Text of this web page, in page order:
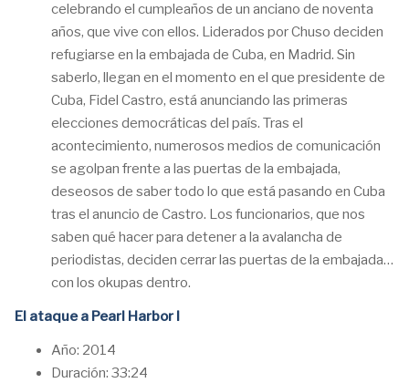
celebrando el cumpleaños de un anciano de noventa
años, que vive con ellos. Liderados por Chuso deciden
refugiarse en la embajada de Cuba, en Madrid. Sin
saberlo, llegan en el momento en el que presidente de
Cuba, Fidel Castro, está anunciando las primeras
elecciones democráticas del país. Tras el
acontecimiento, numerosos medios de comunicación
se agolpan frente a las puertas de la embajada,
deseosos de saber todo lo que está pasando en Cuba
tras el anuncio de Castro. Los funcionarios, que nos
saben qué hacer para detener a la avalancha de
periodistas, deciden cerrar las puertas de la embajada…
con los okupas dentro.
El ataque a Pearl Harbor I
Año: 2014
Duración: 33:24